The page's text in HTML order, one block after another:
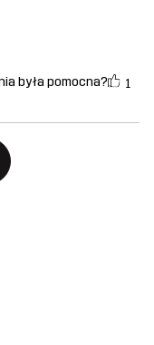
była pomocna? 1